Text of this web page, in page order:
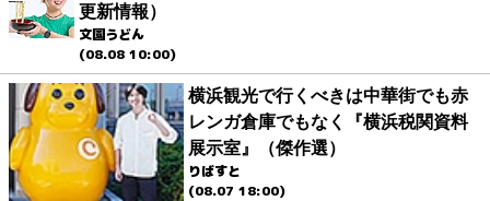
更新情報）
文園うどん
(08.08 10:00)
横浜観光で行くべきは中華街でも赤
レンガ倉庫でもなく『横浜税関資料
展示室』（傑作選）
りばすと
(08.07 18:00)